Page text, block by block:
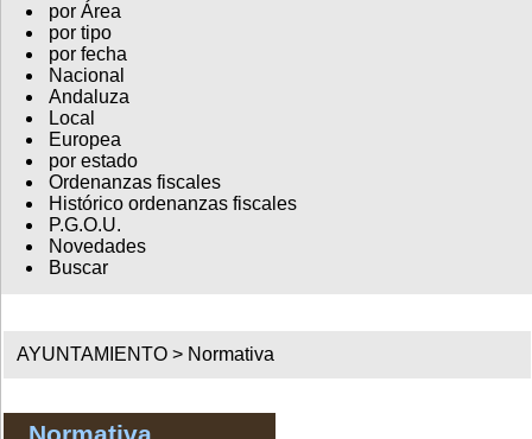
por Área
por tipo
por fecha
Nacional
Andaluza
Local
Europea
por estado
Ordenanzas fiscales
Histórico ordenanzas fiscales
P.G.O.U.
Novedades
Buscar
AYUNTAMIENTO > Normativa